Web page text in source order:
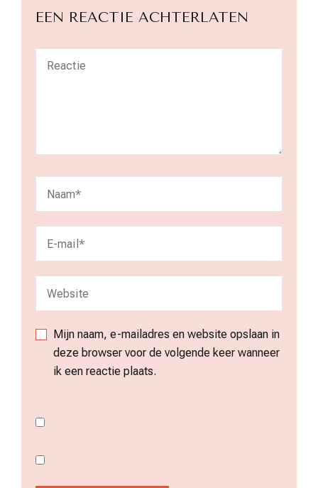
EEN REACTIE ACHTERLATEN
Mijn naam, e-mailadres en website opslaan in
deze browser voor de volgende keer wanneer
ik een reactie plaats.